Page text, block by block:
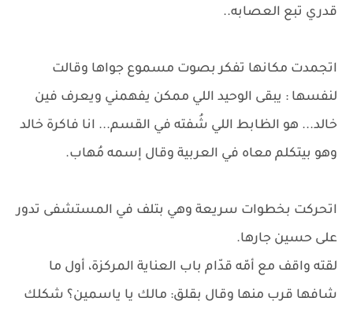
قدري تبع العصابه..
اتجمدت مكانها تفكر بصوت مسموع جواها وقالت
لنفسها : يبقى الوحيد اللي ممكن يفهمني ويعرف فين
خالد... هو الظابط اللي شُفته في القسم... انا فاكرة خالد
وهو بيتكلم معاه في العربية وقال إسمه مُهاب.
اتحركت بخطوات سريعة وهي بتلف في المستشفى تدور
على حسين جارها.
لقته واقف مع أمّه قدّام باب العناية المركزة، أول ما
شافها قرب منها وقال بقلق: مالك يا ياسمين؟ شكلك